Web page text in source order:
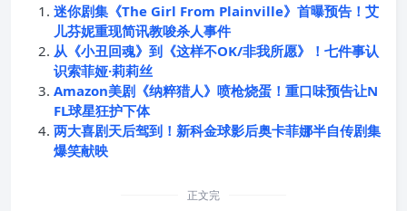
迷你剧集《The Girl From Plainville》首曝预告！艾
儿芬妮重现简讯教唆杀人事件
从《小丑回魂》到《这样不OK/非我所愿》！七件事认
识索菲娅·莉莉丝
Amazon美剧《纳粹猎人》喷枪烧蛋！重口味预告让N
FL球星狂护下体
两大喜剧天后驾到！新科金球影后奥卡菲娜半自传剧集
爆笑献映
正文完